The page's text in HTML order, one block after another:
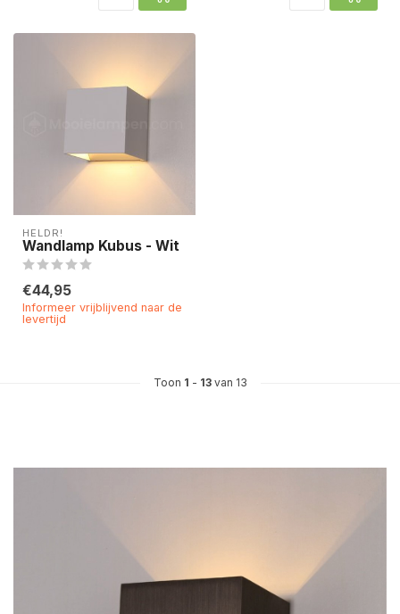
HELDR!
Wandlamp Kubus - Wit
€44,95
Informeer vrijblijvend naar de
levertijd
Toon 1 - 13van 13